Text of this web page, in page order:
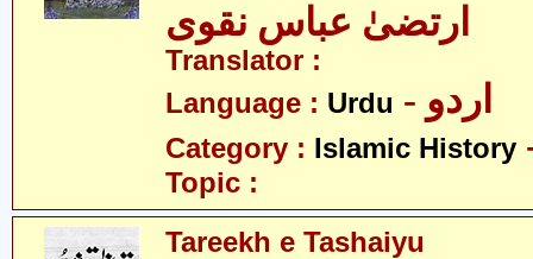
ارتضیٰ عباس نقوی
Translator :
Language : Urdu - اردو
Category : Islamic History
Topic :
Tareekh e Tashaiyu